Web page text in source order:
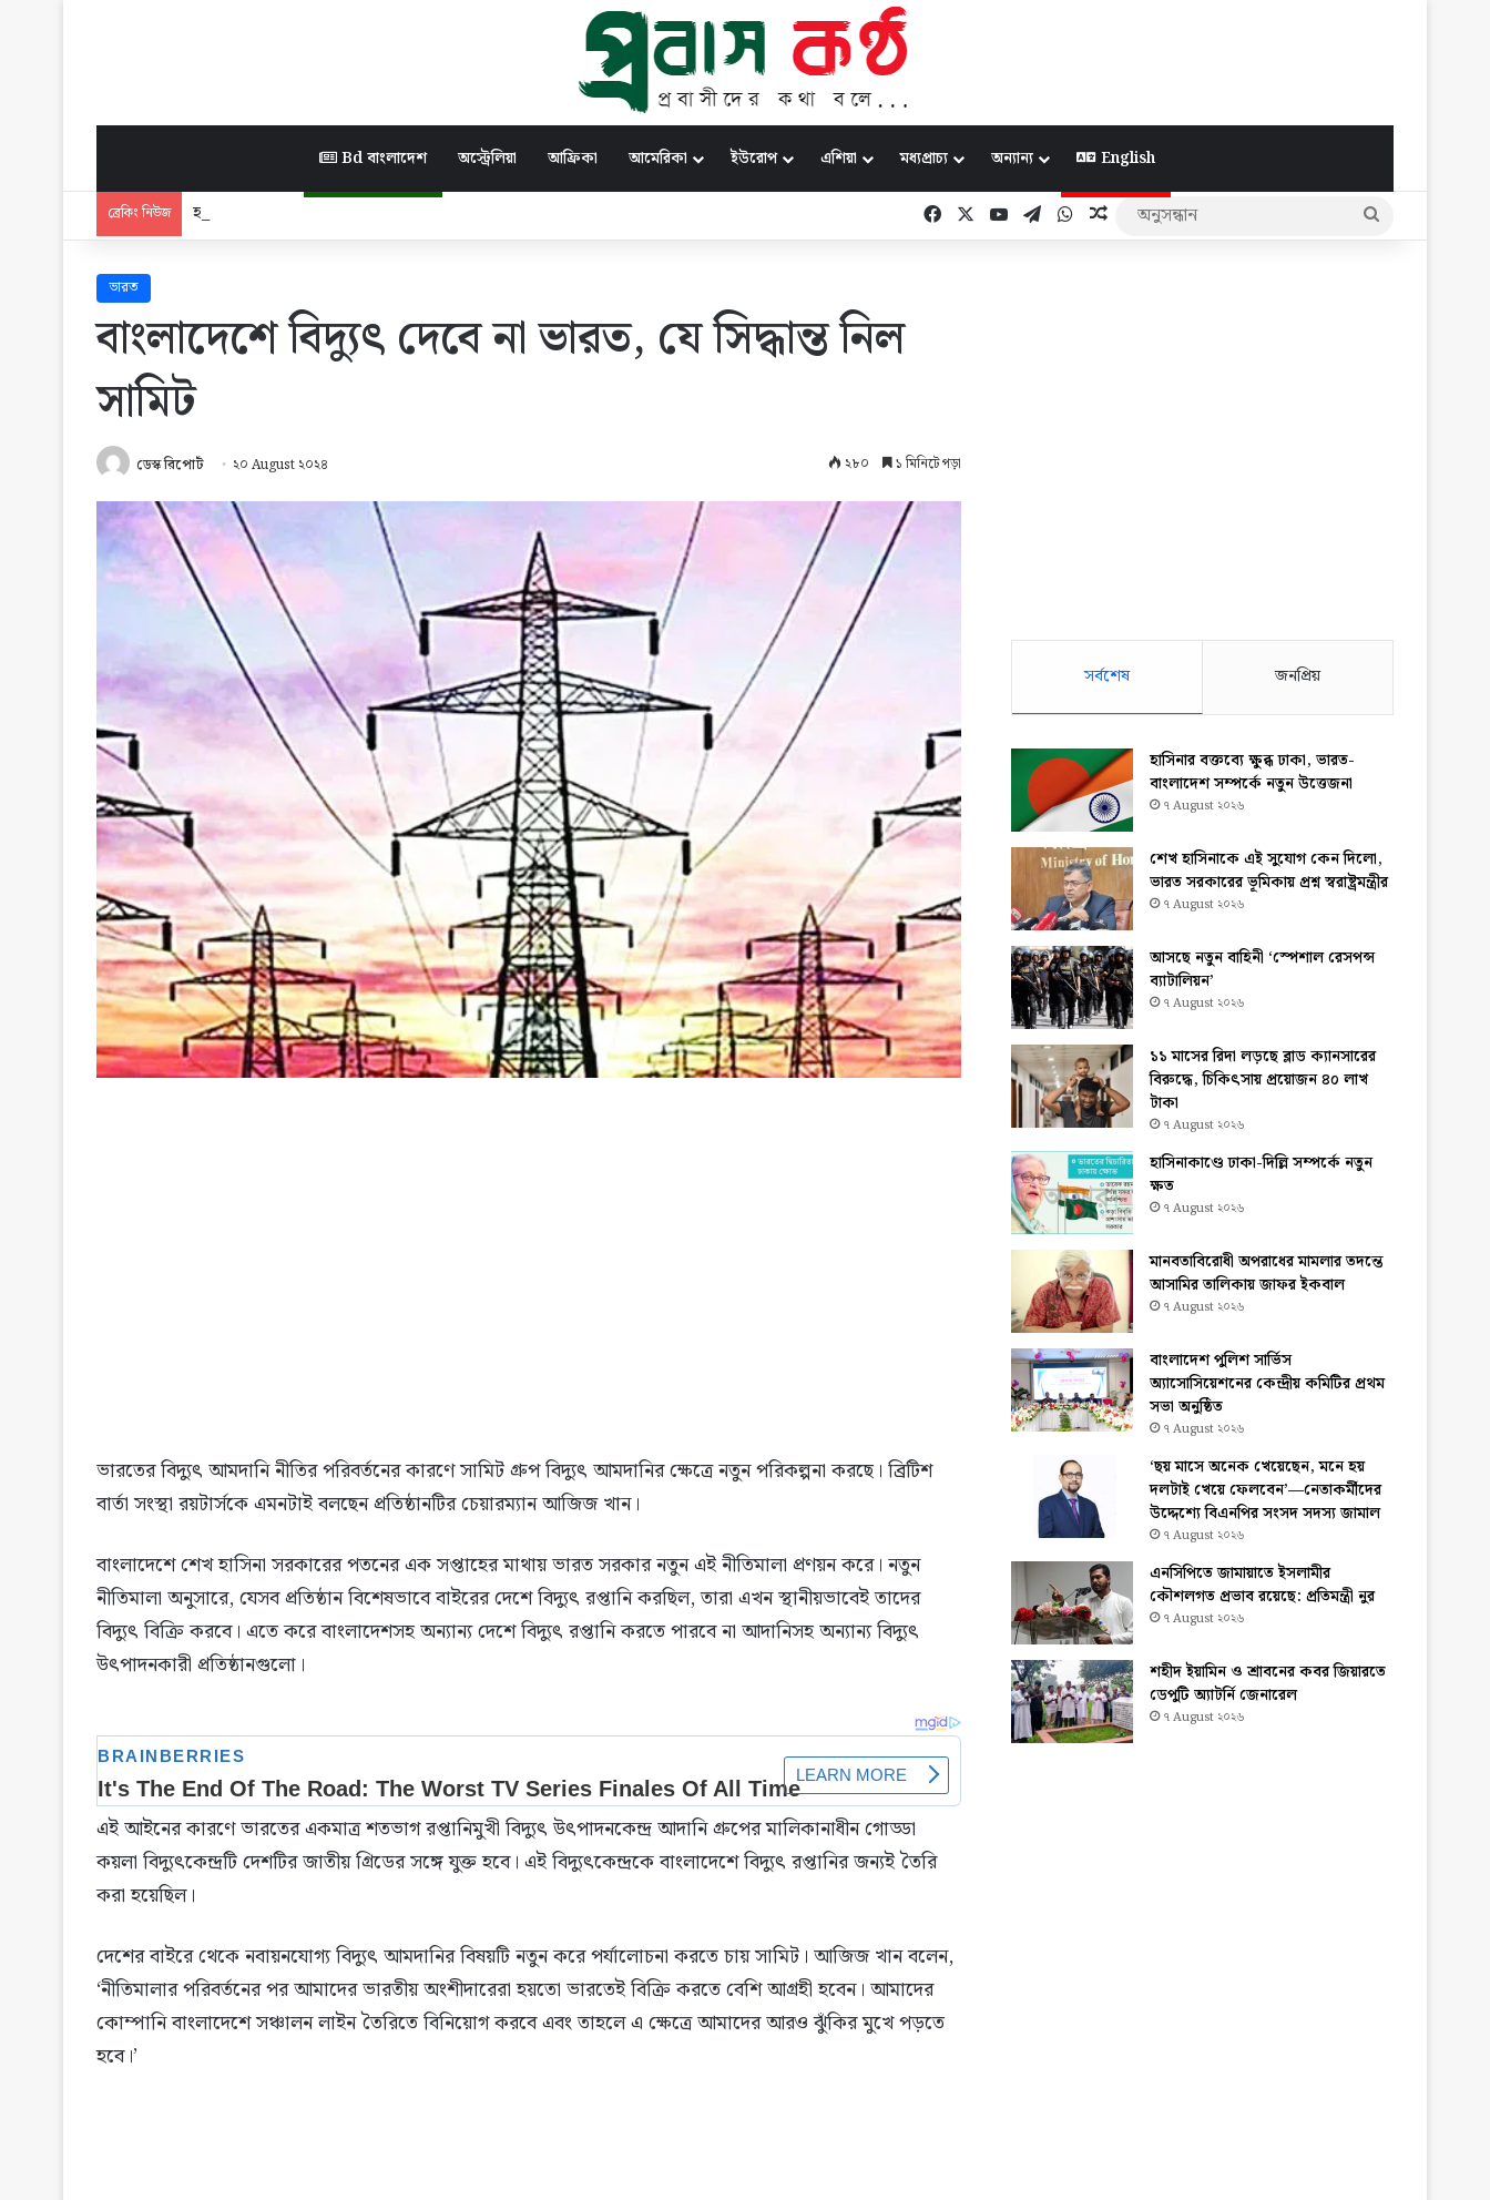
Bd বাংলাদেশ অস্ট্রেলিয়া আফ্রিকা আমেরিকা ইউরোপ এশিয়া মধ্যপ্রাচ্য অন্যান্য English
ব্রেকিং নিউজ হাসিনাকাণ্ডে ঢাকা-দিল্লি সম্পর্কে নতুন ক্ষত Facebook YouTubeTelegramWhatsApp
Random Article
ভারত
বাংলাদেশে বিদ্যুৎ দেবে না ভারত, যে সিদ্ধান্ত নিল
সামিট
ডেস্ক রিপোর্ট ২০ August ২০২৪ ২৮০ ১ মিনিটে পড়া
ভারতের বিদ্যুৎ আমদানি নীতির পরিবর্তনের কারণে সামিট গ্রুপ বিদ্যুৎ আমদানির ক্ষেত্রে নতুন পরিকল্পনা করছে। ব্রিটিশ
বার্তা সংস্থা রয়টার্সকে এমনটাই বলছেন প্রতিষ্ঠানটির চেয়ারম্যান আজিজ খান।
বাংলাদেশে শেখ হাসিনা সরকারের পতনের এক সপ্তাহের মাথায় ভারত সরকার নতুন এই নীতিমালা প্রণয়ন করে। নতুন
নীতিমালা অনুসারে, যেসব প্রতিষ্ঠান বিশেষভাবে বাইরের দেশে বিদ্যুৎ রপ্তানি করছিল, তারা এখন স্থানীয়ভাবেই তাদের
বিদ্যুৎ বিক্রি করবে। এতে করে বাংলাদেশসহ অন্যান্য দেশে বিদ্যুৎ রপ্তানি করতে পারবে না আদানিসহ অন্যান্য বিদ্যুৎ
উৎপাদনকারী প্রতিষ্ঠানগুলো।
এই আইনের কারণে ভারতের একমাত্র শতভাগ রপ্তানিমুখী বিদ্যুৎ উৎপাদনকেন্দ্র আদানি গ্রুপের মালিকানাধীন গোড্ডা
কয়লা বিদ্যুৎকেন্দ্রটি দেশটির জাতীয় গ্রিডের সঙ্গে যুক্ত হবে। এই বিদ্যুৎকেন্দ্রকে বাংলাদেশে বিদ্যুৎ রপ্তানির জন্যই তৈরি
করা হয়েছিল।
দেশের বাইরে থেকে নবায়নযোগ্য বিদ্যুৎ আমদানির বিষয়টি নতুন করে পর্যালোচনা করতে চায় সামিট। আজিজ খান বলেন,
‘নীতিমালার পরিবর্তনের পর আমাদের ভারতীয় অংশীদারেরা হয়তো ভারতেই বিক্রি করতে বেশি আগ্রহী হবেন। আমাদের
কোম্পানি বাংলাদেশে সঞ্চালন লাইন তৈরিতে বিনিয়োগ করবে এবং তাহলে এ ক্ষেত্রে আমাদের আরও ঝুঁকির মুখে পড়তে
হবে।’
সর্বশেষ জনপ্রিয়
হাসিনার বক্তব্যে ক্ষুব্ধ ঢাকা, ভারত-
বাংলাদেশ সম্পর্কে নতুন উত্তেজনা
৭ August ২০২৬
শেখ হাসিনাকে এই সুযোগ কেন দিলো,
ভারত সরকারের ভূমিকায় প্রশ্ন স্বরাষ্ট্রমন্ত্রীর
৭ August ২০২৬
আসছে নতুন বাহিনী ‘স্পেশাল রেসপন্স
ব্যাটালিয়ন’
৭ August ২০২৬
১১ মাসের রিদা লড়ছে ব্লাড ক্যানসারের
বিরুদ্ধে, চিকিৎসায় প্রয়োজন ৪০ লাখ
টাকা
৭ August ২০২৬
হাসিনাকাণ্ডে ঢাকা-দিল্লি সম্পর্কে নতুন
ক্ষত
৭ August ২০২৬
মানবতাবিরোধী অপরাধের মামলার তদন্তে
আসামির তালিকায় জাফর ইকবাল
৭ August ২০২৬
বাংলাদেশ পুলিশ সার্ভিস
অ্যাসোসিয়েশনের কেন্দ্রীয় কমিটির প্রথম
সভা অনুষ্ঠিত
৭ August ২০২৬
‘ছয় মাসে অনেক খেয়েছেন, মনে হয়
দলটাই খেয়ে ফেলবেন’—নেতাকর্মীদের
উদ্দেশ্যে বিএনপির সংসদ সদস্য জামাল
৭ August ২০২৬
এনসিপিতে জামায়াতে ইসলামীর
কৌশলগত প্রভাব রয়েছে: প্রতিমন্ত্রী নুর
৭ August ২০২৬
শহীদ ইয়ামিন ও শ্রাবনের কবর জিয়ারতে
ডেপুটি অ্যাটর্নি জেনারেল
৭ August ২০২৬